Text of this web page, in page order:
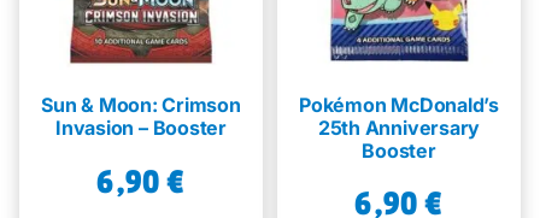
Sun & Moon: Crimson
Invasion – Booster
6,90€
Pokémon McDonald’s
25th Anniversary
Booster
6,90€